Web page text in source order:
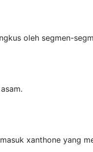
oleh segmen-
xanthone yang